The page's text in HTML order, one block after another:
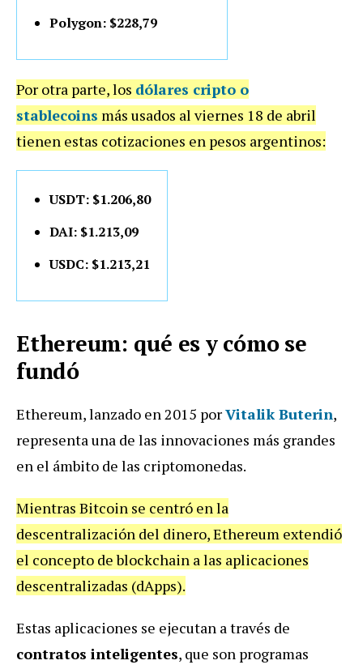
Polygon: $228,79
Por otra parte, los dólares cripto o
stablecoins más usados al viernes 18 de abril
tienen estas cotizaciones en pesos argentinos:
USDT: $1.206,80
DAI: $1.213,09
USDC: $1.213,21
Ethereum: qué es y cómo se
fundó
Ethereum, lanzado en 2015 porVitalik Buterin,
representa una de las innovaciones más grandes
en el ámbito de las criptomonedas.
Mientras Bitcoin se centró en la
descentralización del dinero, Ethereum extendió
el concepto de blockchain a las aplicaciones
descentralizadas (dApps).
Estas aplicaciones se ejecutan a través de
contratos inteligentes, que son programas